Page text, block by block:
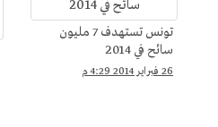
تونس تستهدف 7 مليون
سائح في 2014
26 فبراير 2014 4:29 م